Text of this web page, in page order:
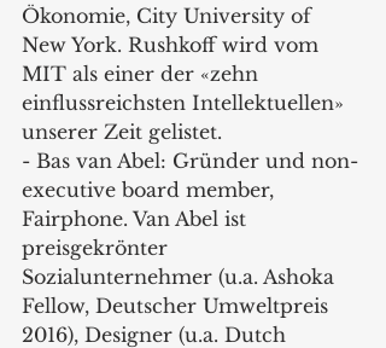
Ökonomie, City University of
New York. Rushkoff wird vom
MIT als einer der «zehn
einflussreichsten Intellektuellen»
unserer Zeit gelistet.
- Bas van Abel: Gründer und non-
executive board member,
Fairphone. Van Abel ist
preisgekrönter
Sozialunternehmer (u.a. Ashoka
Fellow, Deutscher Umweltpreis
2016), Designer (u.a. Dutch